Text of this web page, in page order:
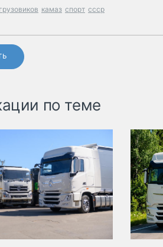
камаз спорт ссср
по теме